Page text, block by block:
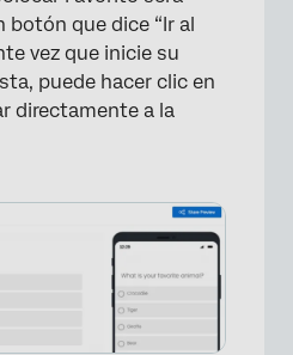
botón que dice “Ir al
vez que inicie su
puede hacer clic en
directamente a la